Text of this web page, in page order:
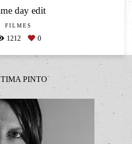
day edit
FILMES
1212 0
PINTO